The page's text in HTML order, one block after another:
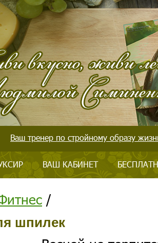
Ваш тренер по стройному образу
ВАШ КАБИНЕТ
/
шпилек